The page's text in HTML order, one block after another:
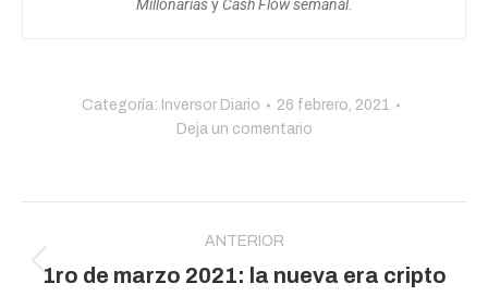
Millonariasy Cash Flow semanal.
Categoría: Inversor Diario
26 febrero, 2021
Deja un comentario
entre
publicaciones
ANTERIOR
Publicación
1ro de marzo 2021: la nueva era cripto